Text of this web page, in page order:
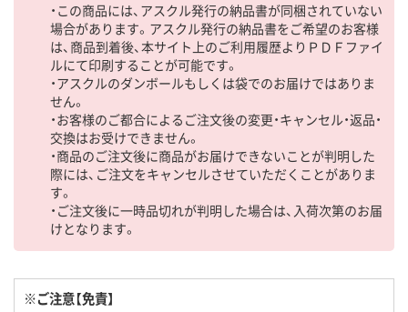
・この商品には、アスクル発行の納品書が同梱されていない
場合があります。アスクル発行の納品書をご希望のお客様
は、商品到着後、本サイト上のご利用履歴よりＰＤＦファイ
ルにて印刷することが可能です。
・アスクルのダンボールもしくは袋でのお届けではありま
せん。
・お客様のご都合によるご注文後の変更・キャンセル・返品・
交換はお受けできません。
・商品のご注文後に商品がお届けできないことが判明した
際には、ご注文をキャンセルさせていただくことがありま
す。
・ご注文後に一時品切れが判明した場合は、入荷次第のお届
けとなります。
※ご注意【免責】